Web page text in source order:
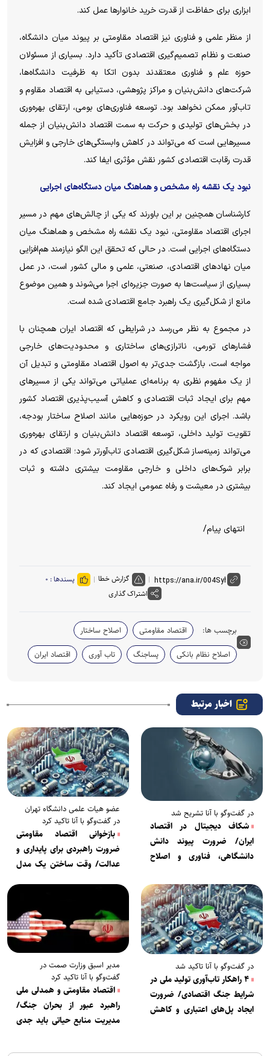
ابزاری برای حفاظت از قدرت خرید خانوار‌ها عمل کند.
از منظر علمی و فناوری نیز اقتصاد مقاومتی بر پیوند میان دانشگاه،
صنعت و نظام تصمیم‌گیری اقتصادی تأکید دارد. بسیاری از مسئولان
حوزه علم و فناوری معتقدند بدون اتکا به ظرفیت دانشگاه‌ها،
شرکت‌های دانش‌بنیان و مراکز پژوهشی، دستیابی به اقتصاد مقاوم و
تاب‌آور ممکن نخواهد بود. توسعه فناوری‌های بومی، ارتقای بهره‌وری
در بخش‌های تولیدی و حرکت به سمت اقتصاد دانش‌بنیان از جمله
مسیر‌هایی است که می‌تواند در کاهش وابستگی‌های خارجی و افزایش
قدرت رقابت اقتصادی کشور نقش مؤثری ایفا کند.
نبود یک نقشه راه مشخص و هماهنگ میان دستگاه‌های اجرایی
کارشناسان همچنین بر این باورند که یکی از چالش‌های مهم در مسیر
اجرای اقتصاد مقاومتی، نبود یک نقشه راه مشخص و هماهنگ میان
دستگاه‌های اجرایی است. در حالی که تحقق این الگو نیازمند هم‌افزایی
میان نهاد‌های اقتصادی، صنعتی، علمی و مالی کشور است، در عمل
بسیاری از سیاست‌ها به صورت جزیره‌ای اجرا می‌شوند و همین موضوع
مانع از شکل‌گیری یک راهبرد جامع اقتصادی شده است.
در مجموع به نظر می‌رسد در شرایطی که اقتصاد ایران همچنان با
فشار‌های تورمی، ناترازی‌های ساختاری و محدودیت‌های خارجی
مواجه است، بازگشت جدی‌تر به اصول اقتصاد مقاومتی و تبدیل آن
از یک مفهوم نظری به برنامه‌ای عملیاتی می‌تواند یکی از مسیر‌های
مهم برای ایجاد ثبات اقتصادی و کاهش آسیب‌پذیری اقتصاد کشور
باشد. اجرای این رویکرد در حوزه‌هایی مانند اصلاح ساختار بودجه،
تقویت تولید داخلی، توسعه اقتصاد دانش‌بنیان و ارتقای بهره‌وری
می‌تواند زمینه‌ساز شکل‌گیری اقتصادی تاب‌آورتر شود؛ اقتصادی که در
برابر شوک‌های داخلی و خارجی مقاومت بیشتری داشته و ثبات
بیشتری در معیشت و رفاه عمومی ایجاد کند.
انتهای پیام/
گزارش خطا پسندها : ۰
اشتراک گذاری
برچسب ها: اقتصاد مقاومتی
اصلاح ساختار
اصلاح نظام بانکی
پساجنگ تاب آوری اقتصاد ایران
اخبار مرتبط
در گفت‌وگو با آنا تشریح شد
شکاف دیجیتال در اقتصاد
ایران/ ضرورت پیوند دانش
دانشگاهی، فناوری و اصلاح
عضو هیات علمی دانشگاه تهران
در گفت‌وگو با آنا تاکید کرد
بازخوانی اقتصاد مقاومتی
ضرورت راهبردی برای پایداری و
عدالت/ وقت ساختن یک مدل
در گفت‌وگو با آنا تاکید شد
۴ راهکار تاب‌آوری تولید ملی در
شرایط جنگ اقتصادی/ ضرورت
ایجاد پل‌های اعتباری و کاهش
مدیر اسبق وزارت صمت در
گفت‌وگو با آنا تاکید کرد
اقتصاد مقاومتی و همدلی ملی
راهبرد عبور از بحران جنگ/
مدیریت منابع حیاتی باید جدی